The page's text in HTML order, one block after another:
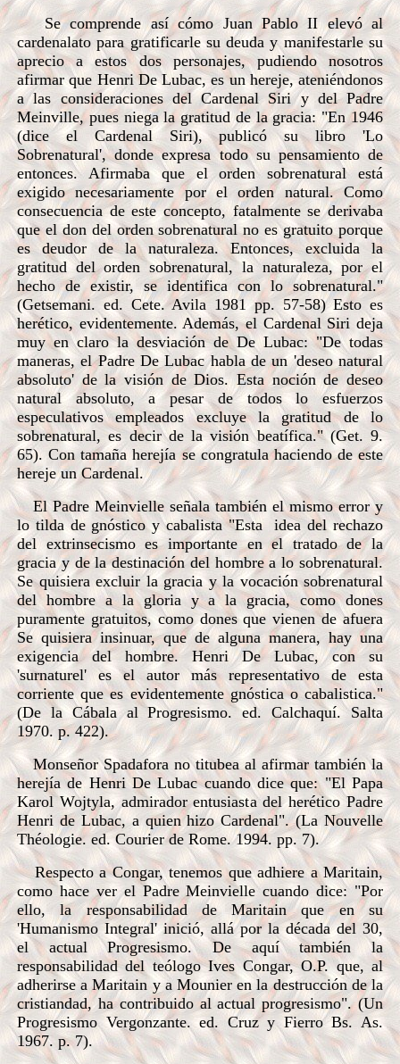
Se comprende así cómo Juan Pablo II elevó al
cardenalato para gratificarle su deuda y manifestarle su
aprecio a estos dos personajes, pudiendo nosotros
afirmar que Henri De Lubac, es un hereje, ateniéndonos
a las consideraciones del Cardenal Siri y del Padre
Meinville, pues niega la gratitud de la gracia: "En 1946
(dice el Cardenal Siri), publicó su libro 'Lo
Sobrenatural', donde expresa todo su pensamiento de
entonces. Afirmaba que el orden sobrenatural está
exigido necesariamente por el orden natural. Como
consecuencia de este concepto, fatalmente se derivaba
que el don del orden sobrenatural no es gratuito porque
es deudor de la naturaleza. Entonces, excluida la
gratitud del orden sobrenatural, la naturaleza, por el
hecho de existir, se identifica con lo sobrenatural."
(Getsemani. ed. Cete. Avila 1981 pp. 57-58) Esto es
herético, evidentemente. Además, el Cardenal Siri deja
muy en claro la desviación de De Lubac: "De todas
maneras, el Padre De Lubac habla de un 'deseo natural
absoluto' de la visión de Dios. Esta noción de deseo
natural absoluto, a pesar de todos lo esfuerzos
especulativos empleados excluye la gratitud de lo
sobrenatural, es decir de la visión beatífica." (Get. 9.
65). Con tamaña herejía se congratula haciendo de este
hereje un Cardenal.
El Padre Meinvielle señala también el mismo error y
lo tilda de gnóstico y cabalista "Esta idea del rechazo
del extrinsecismo es importante en el tratado de la
gracia y de la destinación del hombre a lo sobrenatural.
Se quisiera excluir la gracia y la vocación sobrenatural
del hombre a la gloria y a la gracia, como dones
puramente gratuitos, como dones que vienen de afuera
Se quisiera insinuar, que de alguna manera, hay una
exigencia del hombre. Henri De Lubac, con su
'surnaturel' es el autor más representativo de esta
corriente que es evidentemente gnóstica o cabalistica."
(De la Cábala al Progresismo. ed. Calchaquí. Salta
1970. p. 422).
Monseñor Spadafora no titubea al afirmar también la
herejía de Henri De Lubac cuando dice que: "El Papa
Karol Wojtyla, admirador entusiasta del herético Padre
Henri de Lubac, a quien hizo Cardenal". (La Nouvelle
Théologie. ed. Courier de Rome. 1994. pp. 7).
Respecto a Congar, tenemos que adhiere a Maritain,
como hace ver el Padre Meinvielle cuando dice: "Por
ello, la responsabilidad de Maritain que en su
'Humanismo Integral' inició, allá por la década del 30,
el actual Progresismo. De aquí también la
responsabilidad del teólogo Ives Congar, O.P. que, al
adherirse a Maritain y a Mounier en la destrucción de la
cristiandad, ha contribuido al actual progresismo". (Un
Progresismo Vergonzante. ed. Cruz y Fierro Bs. As.
1967. p. 7).